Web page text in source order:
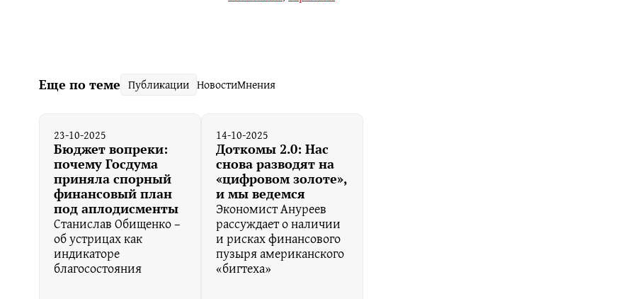
Еще по теме Публикации НовостиМнения
23-10-2025
Бюджет вопреки:
почему Госдума
приняла спорный
финансовый план
под аплодисменты
Станислав Обищенко –
об устрицах как
индикаторе
благосостояния
14-10-2025
Доткомы 2.0: Нас
снова разводят на
«цифровом золоте»,
и мы ведемся
Экономист Ануреев
рассуждает о наличии
и рисках финансового
пузыря американского
«бигтеха»